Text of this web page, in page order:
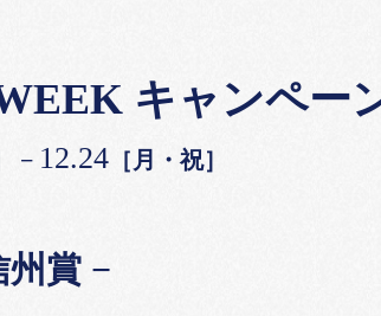
キャンペー
− 12.24［月・祝］
州賞